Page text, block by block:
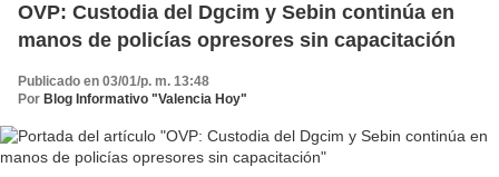
OVP: Custodia del Dgcim y Sebin continúa en
manos de policías opresores sin capacitación
Publicado en 03/01/p. m. 13:48
Por Blog Informativo "Valencia Hoy"